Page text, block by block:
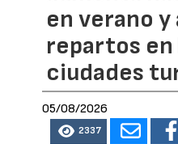
en verano y
repartos en
ciudades
05/08/2026
2337